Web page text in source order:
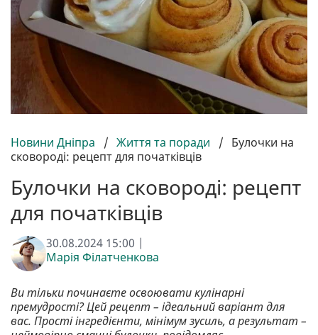
Новини Дніпра / Життя та поради / Булочки на
сковороді: рецепт для початківців
Булочки на сковороді: рецепт
для початківців
30.08.2024 15:00 |
Марія Філатченкова
Ви тільки починаєте освоювати кулінарні
премудрості? Цей рецепт – ідеальний варіант для
вас. Прості інгредієнти, мінімум зусиль, а результат –